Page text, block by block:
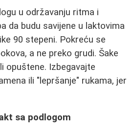
u održavanju ritma i
da budu savijene u laktovima
90 stepeni. Pokreću se
a ne preko grudi. Šake
opuštene. Izbegavajte
ili "lepršanje" rukama, jer
sa podlogom